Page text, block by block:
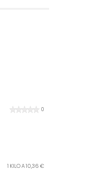
0
1 KILO A 10,36 €